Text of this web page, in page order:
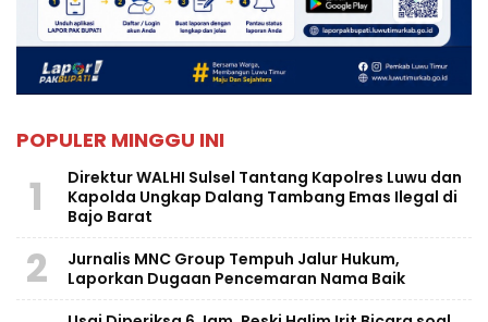
POPULER MINGGU INI
1
Direktur WALHI Sulsel Tantang Kapolres Luwu dan
Kapolda Ungkap Dalang Tambang Emas Ilegal di
Bajo Barat
2
Jurnalis MNC Group Tempuh Jalur Hukum,
Laporkan Dugaan Pencemaran Nama Baik